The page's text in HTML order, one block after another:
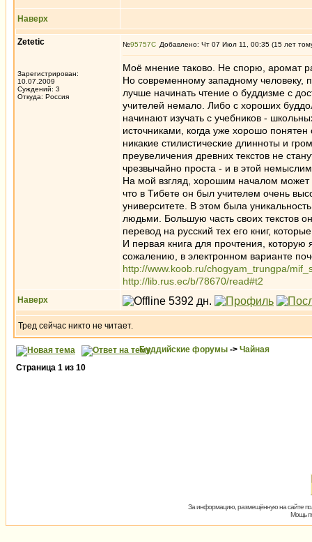
Наверх
Zetetic
Зарегистрирован:
10.07.2009
Суждений: 3
Откуда: Россия
№95757 Добавлено: Чт 07 Июл 11, 00:35 (15 лет
Моё мнение таково. Не спорю, аромат
Но современному западному человеку,
лучше начинать чтение о буддизме с
учителей немало. Либо с хороших
начинают изучать с учебников -
источниками, когда уже хорошо понятен
никакие стилистические длинноты и
преувеличения древних текстов не
чрезвычайно проста - и в этой
На мой взгляд, хорошим началом может
что в Тибете он был учителем очень
университете. В этом была
людьми. Большую часть своих текстов
перевод на русский тех его книг,
И первая книга для прочтения,
сожалению, в электронном варианте
http://www.koob.ru/chogyam_trungpa/
http://lib.rus.ec/b/78670/read#t2
Наверх
Тред сейчас никто не читает.
Буддийские форумы -> Чайная
Страница 1 из 10
За информацию, размещённую на сайте
Мощь